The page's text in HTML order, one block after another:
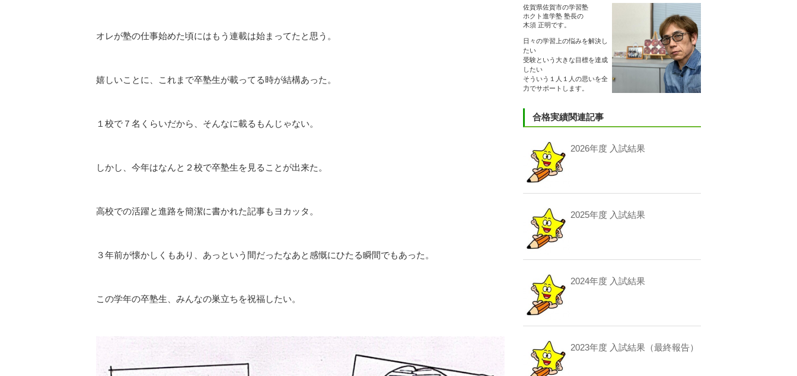
オレが塾の仕事始めた頃にはもう連載は始まってたと思う。
嬉しいことに、これまで卒塾生が載ってる時が結構あった。
１校で７名くらいだから、そんなに載るもんじゃない。
しかし、今年はなんと２校で卒塾生を見ることが出来た。
高校での活躍と進路を簡潔に書かれた記事もヨカッタ。
３年前が懐かしくもあり、あっという間だったなあと感慨にひたる瞬間でもあった。
この学年の卒塾生、みんなの巣立ちを祝福したい。
佐賀県佐賀市の学習塾
ホクト進学塾 塾長の
木須 正明です。
日々の学習上の悩みを解決し
たい
受験という大きな目標を達成
したい
そういう１人１人の思いを全
力でサポートします。
合格実績関連記事
2026年度 入試結果
2025年度 入試結果
2024年度 入試結果
2023年度 入試結果（最終報告）